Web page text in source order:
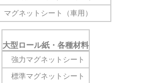
マグネットシート（車用）
大型ロール紙・各種材料
強力マグネットシート
標準マグネットシート